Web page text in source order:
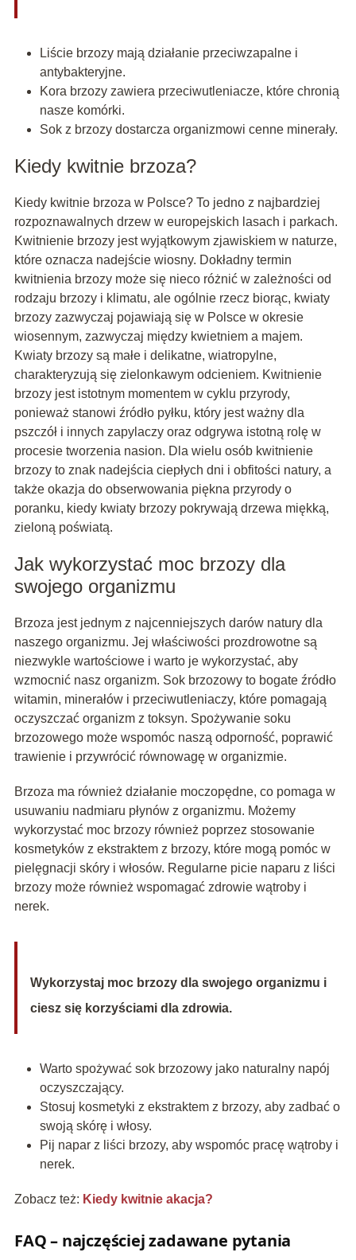
Liście brzozy mają działanie przeciwzapalne i
antybakteryjne.
Kora brzozy zawiera przeciwutleniacze, które chronią
nasze komórki.
Sok z brzozy dostarcza organizmowi cenne minerały.
Kiedy kwitnie brzoza?
Kiedy kwitnie brzoza w Polsce? To jedno z najbardziej
rozpoznawalnych drzew w europejskich lasach i parkach.
Kwitnienie brzozy jest wyjątkowym zjawiskiem w naturze,
które oznacza nadejście wiosny. Dokładny termin
kwitnienia brzozy może się nieco różnić w zależności od
rodzaju brzozy i klimatu, ale ogólnie rzecz biorąc, kwiaty
brzozy zazwyczaj pojawiają się w Polsce w okresie
wiosennym, zazwyczaj między kwietniem a majem.
Kwiaty brzozy są małe i delikatne, wiatropylne,
charakteryzują się zielonkawym odcieniem. Kwitnienie
brzozy jest istotnym momentem w cyklu przyrody,
ponieważ stanowi źródło pyłku, który jest ważny dla
pszczół i innych zapylaczy oraz odgrywa istotną rolę w
procesie tworzenia nasion. Dla wielu osób kwitnienie
brzozy to znak nadejścia ciepłych dni i obfitości natury, a
także okazja do obserwowania piękna przyrody o
poranku, kiedy kwiaty brzozy pokrywają drzewa miękką,
zieloną poświatą.
Jak wykorzystać moc brzozy dla
swojego organizmu
Brzoza jest jednym z najcenniejszych darów natury dla
naszego organizmu. Jej właściwości prozdrowotne są
niezwykle wartościowe i warto je wykorzystać, aby
wzmocnić nasz organizm. Sok brzozowy to bogate źródło
witamin, minerałów i przeciwutleniaczy, które pomagają
oczyszczać organizm z toksyn. Spożywanie soku
brzozowego może wspomóc naszą odporność, poprawić
trawienie i przywrócić równowagę w organizmie.
Brzoza ma również działanie moczopędne, co pomaga w
usuwaniu nadmiaru płynów z organizmu. Możemy
wykorzystać moc brzozy również poprzez stosowanie
kosmetyków z ekstraktem z brzozy, które mogą pomóc w
pielęgnacji skóry i włosów. Regularne picie naparu z liści
brzozy może również wspomagać zdrowie wątroby i
nerek.
Wykorzystaj moc brzozy dla swojego organizmu i
ciesz się korzyściami dla zdrowia.
Warto spożywać sok brzozowy jako naturalny napój
oczyszczający.
Stosuj kosmetyki z ekstraktem z brzozy, aby zadbać o
swoją skórę i włosy.
Pij napar z liści brzozy, aby wspomóc pracę wątroby i
nerek.
Zobacz też: Kiedy kwitnie akacja?
FAQ – najczęściej zadawane pytania